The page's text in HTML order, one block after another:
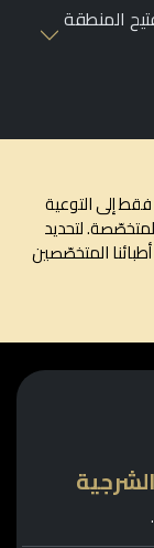
التوعية
لتحديد
المتخصّصين